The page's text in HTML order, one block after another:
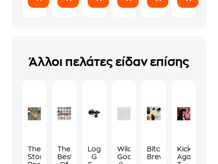
Άλλοι πελάτες είδαν επίσης
The
Stone
The
Best
Logitech
G
Wild
God
Bitches
Brew
Kicking
Against